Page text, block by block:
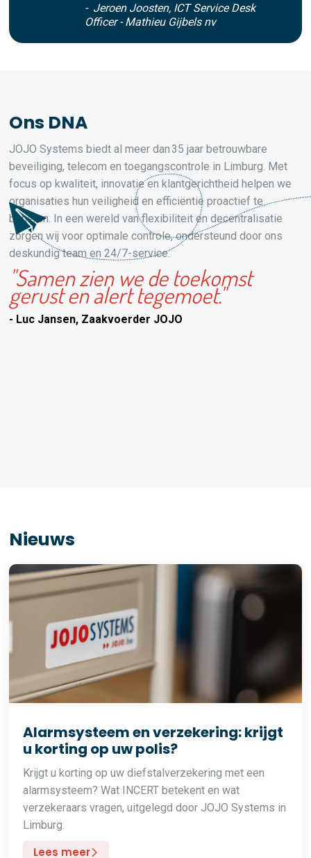
- Jeroen Joosten, ICT Service Desk
Officer - Mathieu Gijbels nv
Ons DNA
JOJO Systems biedt al meer dan 35 jaar betrouwbare
beveiliging, telecom en toegangscontrole in Limburg. Met
focus op kwaliteit, innovatie en klantgerichtheid helpen we
organisaties hun veiligheid en efficiëntie proactief te
beheren. In een wereld van flexibiliteit en decentralisatie
zorgen wij voor optimale controle, ondersteund door ons
deskundig team en 24/7-service.
"Samen zien we de toekomst
gerust en alert tegemoet."
- Luc Jansen, Zaakvoerder JOJO
Nieuws
Alarmsysteem en verzekering: krijgt
u korting op uw polis?
Krijgt u korting op uw diefstalverzekering met een
alarmsysteem? Wat INCERT betekent en wat
verzekeraars vragen, uitgelegd door JOJO Systems in
Limburg.
Lees meer